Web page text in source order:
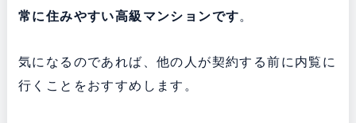
常に住みやすい高級マンションです。
気になるのであれば、他の人が契約する前に内覧に
行くことをおすすめします。